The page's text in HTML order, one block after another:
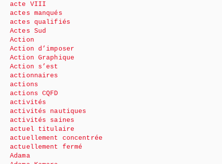
acte VIII
actes manqués
actes qualifiés
Actes Sud
Action
Action d’imposer
Action Graphique
Action s’est
actionnaires
actions
actions CQFD
activités
activités nautiques
activités saines
actuel titulaire
actuellement concentrée
actuellement fermé
Adama